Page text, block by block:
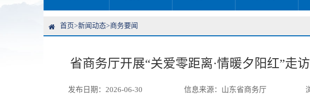
首页>新闻动态>商务要闻
省商务厅开展“关爱零距离·情暖夕阳红”走
发布日期：2026-06-30 信息来源： 山东省商务厅